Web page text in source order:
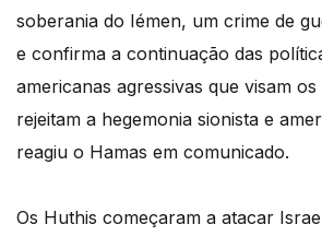
soberania do Iémen, um crime de
e confirma a continuação das
americanas agressivas que visam
rejeitam a hegemonia sionista e
reagiu o Hamas em comunicado.
Os Huthis começaram a atacar